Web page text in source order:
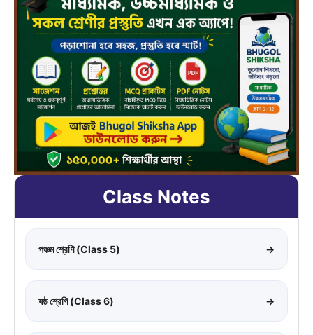
Class Notes
পঞ্চম শ্রেণি (Class 5) →
ষষ্ঠ শ্রেণি (Class 6) →